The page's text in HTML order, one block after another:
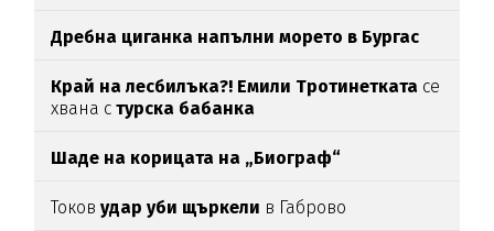
Дребна циганка напълни морето в Бургас
Край на лесбилъка?! Емили Тротинетката се
хвана с турска бабанка
Шаде на корицата на „Биограф“
Токовудар уби щъркели в Габрово